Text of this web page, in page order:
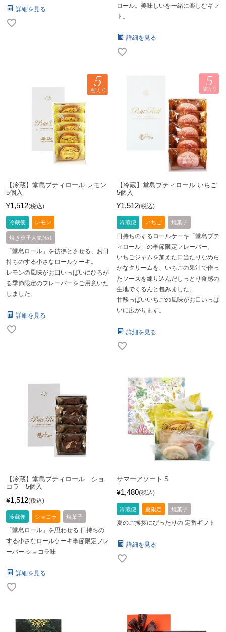
詳細を見る
ロール。美味しいを一緒に楽しむギフ
ト。
詳細を見る
【冷蔵】堂島プティロール レモン
5個入
¥1,512 税込
冷蔵便 レモン
焼き菓子人気No1
「堂島ロール」を彷彿とさせる、お日
持ちのする小さなロールケーキ。
レモンの風味がお口いっぱいにひろが
る季節限定のフレーバーをご用意いた
しました。
詳細を見る
【冷蔵】堂島プティロール いちご
5個入
¥1,512 税込
冷蔵便 いちご 焼菓子
日持ちのするロールケーキ「堂島プテ
ィロール」の季節限定フレーバー。
いちごジャムを加えた口当たりなめら
かなクリームを、いちごの果汁で作っ
たソースを練り込んだしっとり食感の
生地でくるんと包みました。
甘酸っぱいいちごの風味がお口いっぱ
いに広がります。
詳細を見る
【冷蔵】堂島プティロール ショ
コラ 5個入
¥1,512 税込
冷蔵便 ショコラ 焼菓子
「堂島ロール」を思わせる 日持ちの
する小さなロールケーキ季節限定フレ
ーバー ショコラ味
詳細を見る
サマーアソート S
¥1,480 税込
冷蔵便 夏限定 焼菓子
夏のご挨拶にぴったりの 定番ギフト
詳細を見る